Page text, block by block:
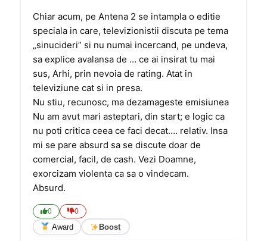
Chiar acum, pe Antena 2 se intampla o editie
speciala in care, televizionistii discuta pe tema
„sinucideri” si nu numai incercand, pe undeva,
sa explice avalansa de … ce ai insirat tu mai
sus, Arhi, prin nevoia de rating. Atat in
televiziune cat si in presa.
Nu stiu, recunosc, ma dezamageste emisiunea
Nu am avut mari asteptari, din start; e logic ca
nu poti critica ceea ce faci decat…. relativ. Insa
mi se pare absurd sa se discute doar de
comercial, facil, de cash. Vezi Doamne,
exorcizam violenta ca sa o vindecam.
Absurd.
0 0
Award Boost